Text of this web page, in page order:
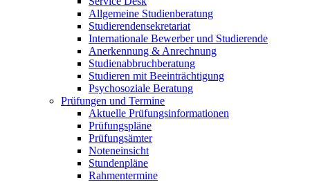
Allgemeine Studienberatung
Studierendensekretariat
Internationale Bewerber und Studierende
Anerkennung & Anrechnung
Studienabbruchberatung
Studieren mit Beeinträchtigung
Psychosoziale Beratung
Prüfungen und Termine
Aktuelle Prüfungsinformationen
Prüfungspläne
Prüfungsämter
Noteneinsicht
Stundenpläne
Rahmentermine